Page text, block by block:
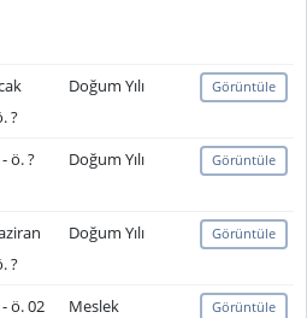
?
Doğum Yılı Görüntüle
ö. ? Doğum Yılı Görüntüle
?
Doğum Yılı Görüntüle
ö. 02
Meslek Görüntüle